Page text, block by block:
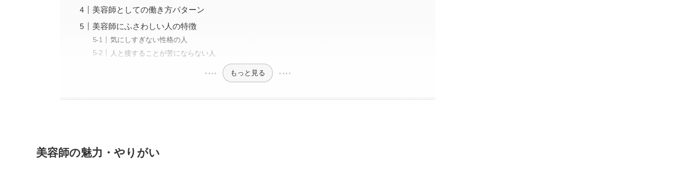
美容師としての働き方パターン
美容師にふさわしい人の特徴
気にしすぎない性格の人
人と接することが苦にならない人
もっと見る
美容師の魅力・やりがい